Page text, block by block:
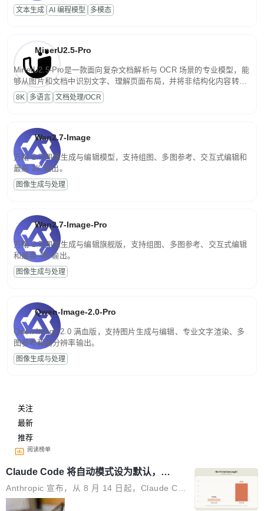
话端到端交付生产级成果。原生视觉理解贯穿规划、执行与验证全流
程，支持超长文档与长视频的深度语义解析。长程任务中自主规划与
文本生成 AI 编程模型 多模态
MinerU2.5-Pro
MinerU2.5-Pro是一款面向复杂文档解析与 OCR 场景的专业模型，能
够从图片和文档中识别文字、理解页面布局，并将非结构化内容转换
为便于存储、检索和二次处理的结构化结果。
8K 多语言 文档处理/OCR
Wan2.7-Image
万相 2.7 图像生成与编辑模型，支持组图、多图参考、交互式编辑和
最高 2K 输出。
图像生成与处理
Wan2.7-Image-Pro
万相 2.7 图像生成与编辑旗舰版，支持组图、多图参考、交互式编辑
和最高 4K 输出。
图像生成与处理
Qwen-Image-2.0-Pro
Qwen-Image-2.0 满血版，支持图片生成与编辑、专业文字渲染、多
图参考和高分辨率输出。
图像生成与处理
关注
最新
推荐
阅读榜单
Claude Code 将自动模式设为默认，称
人类审批只抓到 13.6% 危险命令
Anthropic 宣布，从 8 月 14 日起，Claude Cod
e 在 Pro、Max、Team 计划上将默认启用自动
局